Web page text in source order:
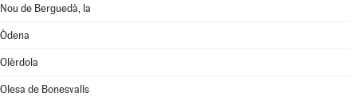
Nou de Berguedà, la
Òdena
Olèrdola
Olesa de Bonesvalls